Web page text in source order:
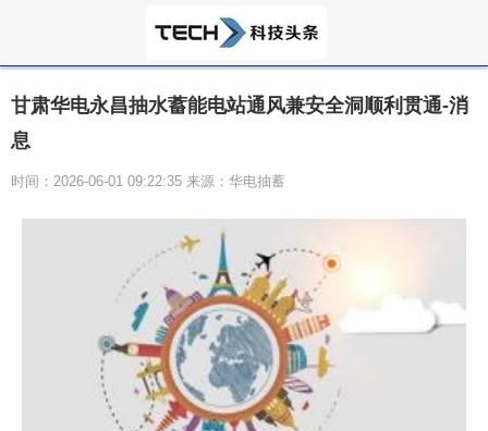
甘肃华电永昌抽水蓄能电站通风兼安全洞顺利贯通-消
息
时间：2026-06-01 09:22:35 来源：华电抽蓄